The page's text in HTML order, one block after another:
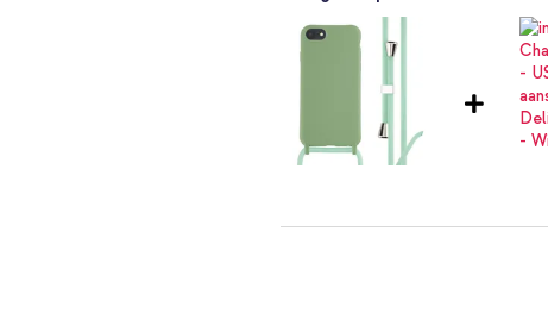
imoshion Siliconen hoesje met
naar Lightning kabel -